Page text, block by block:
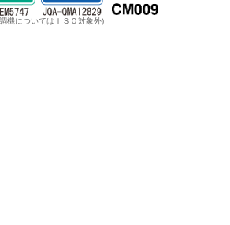
機についてはＩＳＯ対象外)